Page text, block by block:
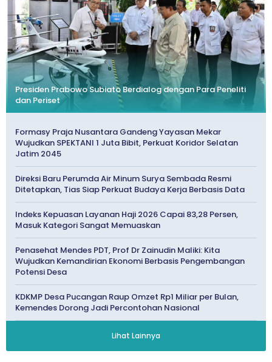
Presiden Prabowo Subiato Berdialog dengan Para Peneliti
dan Periset
Formasy Praja Nusantara Gandeng Yayasan Mekar
Wujudkan SPEKTANI 1 Juta Bibit, Perkuat Koridor Selatan
Jatim 2045
Direksi Baru Perumda Air Minum Surya Sembada Resmi
Ditetapkan, Tias Siap Perkuat Budaya Kerja Berbasis Data
Indeks Kepuasan Layanan Haji 2026 Capai 83,28 Persen,
Masuk Kategori Sangat Memuaskan
Penasehat Mendes PDT, Prof Dr Zainudin Maliki: Kita
Wujudkan Kemandirian Ekonomi Berbasis Pengembangan
Potensi Desa
KDKMP Desa Pucangan Raup Omzet Rp1 Miliar per Bulan,
Kemendes Dorong Jadi Percontohan Nasional
Lihat Lainnya